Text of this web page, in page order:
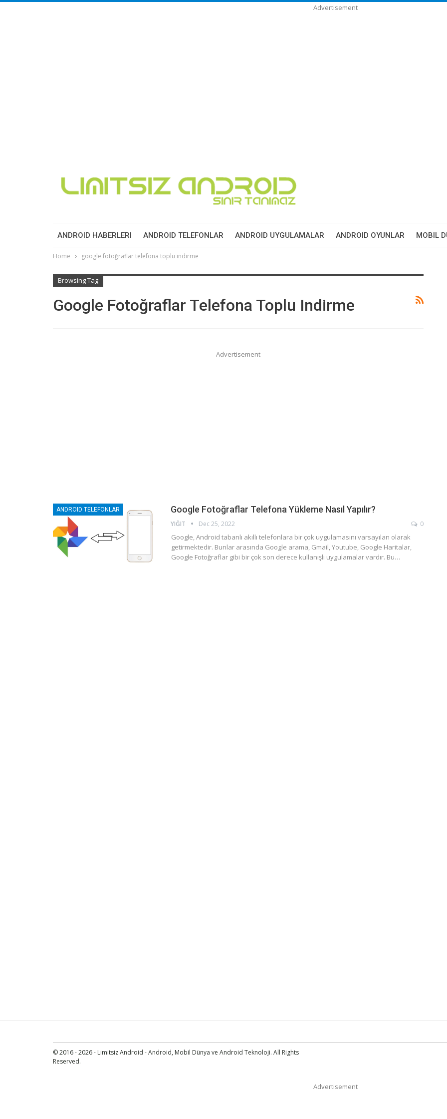
Advertisement
ANDROID HABERLERI ANDROID TELEFONLAR ANDROID UYGULAMALAR ANDROID OYUNLAR MOBIL
Home google fotoğraflar telefona toplu indirme
Browsing Tag
Google Fotoğraflar Telefona Toplu Indirme
Advertisement
ANDROID TELEFONLAR Google Fotoğraflar Telefona Yükleme Nasıl Yapılır?
YIĞIT Dec 25, 2022 0
Google, Android tabanlı akıllı telefonlara bir çok uygulamasını varsayılan olarak
getirmektedir. Bunlar arasında Google arama, Gmail, Youtube, Google Haritalar,
Google Fotoğraflar gibi bir çok son derece kullanışlı uygulamalar vardır. Bu…
© 2016 - 2026 - Limitsiz Android - Android, Mobil Dünya ve Android Teknoloji. All Rights
Reserved.
Advertisement